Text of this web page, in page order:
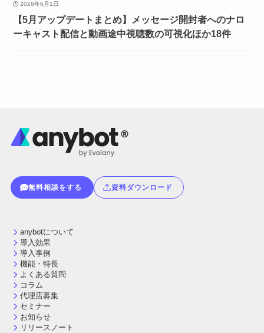
2026年6月1日
【5月アップデートまとめ】メッセージ開封者へのナロ
ーキャスト配信と動画途中視聴数の可視化ほか18件
無料相談をする 資料ダウンロード
anybotについて
導入効果
導入事例
機能・特長
よくある質問
コラム
代理店募集
セミナー
お知らせ
リリースノート